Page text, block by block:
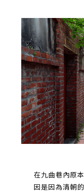
在九曲巷內原
因是因為清朝